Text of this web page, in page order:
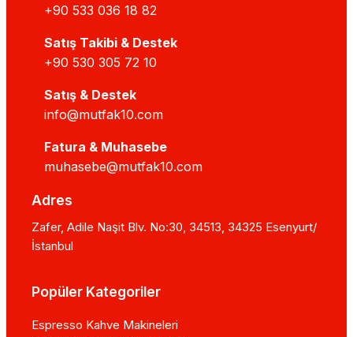
+90 533 036 18 82
Satış Takibi & Destek
+90 530 305 72 10
Satış & Destek
info@mutfak10.com
Fatura & Muhasebe
muhasebe@mutfak10.com
Adres
Zafer, Adile Naşit Blv. No:30, 34513, 34325 Esenyurt/
İstanbul
Popüler Kategoriler
Espresso Kahve Makineleri